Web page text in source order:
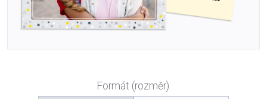
Formát (rozměr):